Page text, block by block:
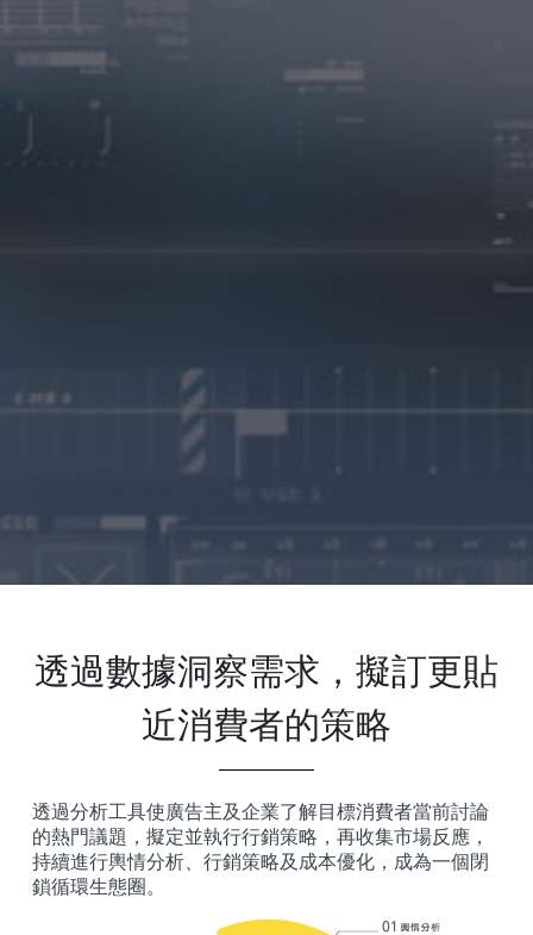
透過數據洞察需求，擬訂更貼
近消費者的策略
透過分析工具使廣告主及企業了解目標消費者當前討論
的熱門議題，擬定並執行行銷策略，再收集市場反應，
持續進行輿情分析、行銷策略及成本優化，成為一個閉
鎖循環生態圈。